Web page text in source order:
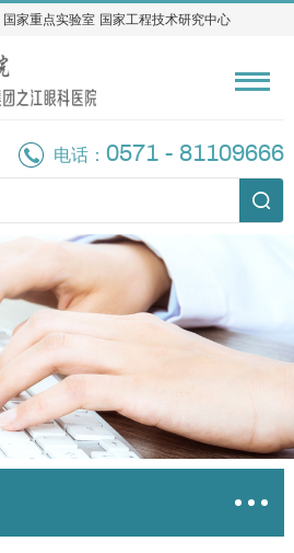
国家重点实验室 国家工程技术研究中心
国家重点实验室 国家工程技术研究中心
电话：0571 - 81109666